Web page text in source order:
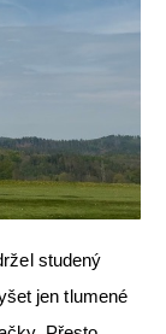
studený
jen tlumené